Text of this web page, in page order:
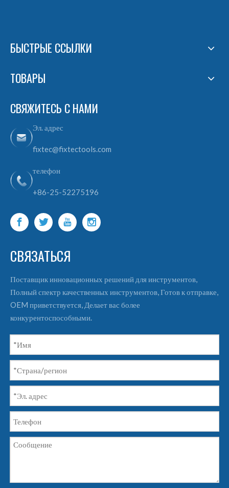
БЫСТРЫЕ ССЫЛКИ
ТОВАРЫ
СВЯЖИТЕСЬ С НАМИ
Эл. адрес
fixtec@fixtectools.com
телефон
+86-25-52275196
СВЯЗАТЬСЯ
Поставщик инновационных решений для инструментов,
Полный спектр качественных инструментов, Готов к отправке,
OEM приветствуется, Делает вас более
конкурентоспособными.